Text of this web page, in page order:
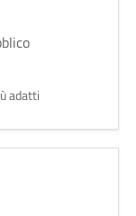
adatti
da